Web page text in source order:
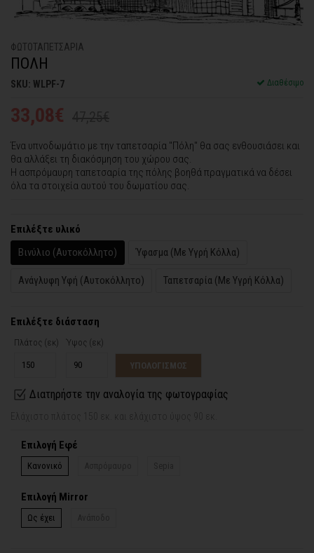
ΦΩΤΟΤΑΠΕΤΣΑΡΙA
ΠΟΛΗ
SKU: WLPF-7 Διαθέσιμο
33,08€
Ένα υπνοδωμάτιο με την ταπετσαρία "Πόλη" θα σας ενθουσιάσει και
θα αλλάξει τη διακόσμηση του χώρου σας.
Η ασπρόμαυρη ταπετσαρία της πόλης βοηθά πραγματικά να δέσει
όλα τα στοιχεία αυτού του δωματίου σας.
Επιλέξτε υλικό
Βινύλιο (Αυτοκόλλητο)
Ύφασμα (Με Υγρή Κόλλα)
Ανάγλυφη Υφή (Αυτοκόλλητο) Ταπετσαρία (Με Υγρή Κόλλα)
Επιλέξτε διάσταση
Πλάτος (εκ) Ύψος (εκ)
ΥΠΟΛΟΓΙΣΜΟΣ
Διατηρήστε την αναλογία της φωτογραφίας
Ελάχιστο πλάτος 150 εκ. και ελάχιστο ύψος 90 εκ.
Επιλογή Εφέ
Κανονικό
Επιλογή Mirror
Ως έχει